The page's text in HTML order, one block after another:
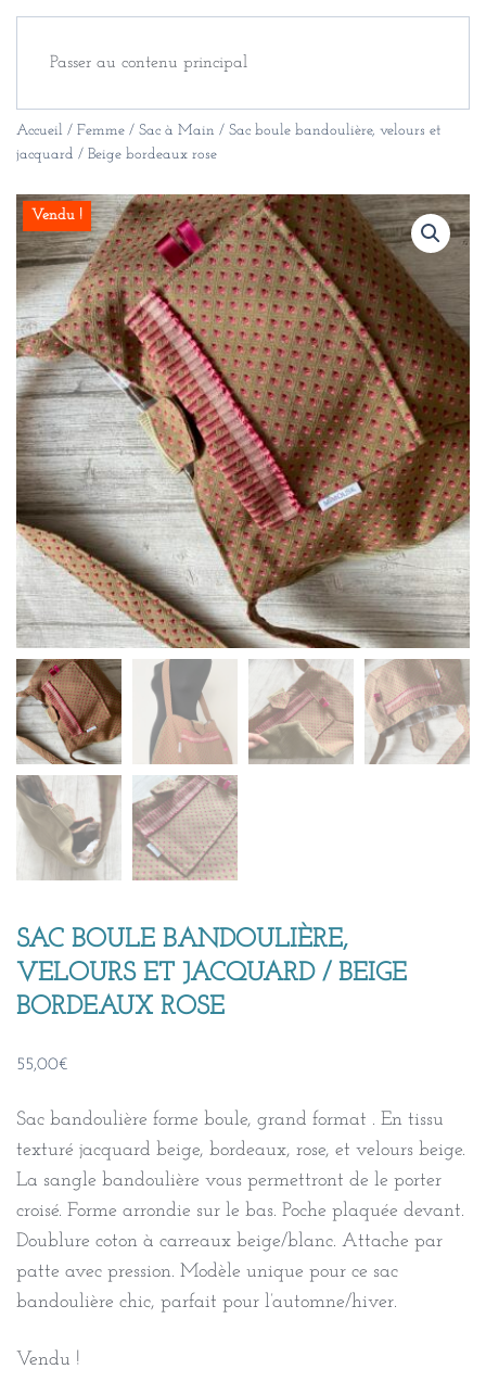
Passer au contenu principal
Accueil / Femme / Sac à Main / Sac boule bandoulière, velours et
jacquard / Beige bordeaux rose
Vendu !
SAC BOULE BANDOULIÈRE,
VELOURS ET JACQUARD / BEIGE
BORDEAUX ROSE
55,00€
Sac bandoulière forme boule, grand format . En tissu
texturé jacquard beige, bordeaux, rose, et velours beige.
La sangle bandoulière vous permettront de le porter
croisé. Forme arrondie sur le bas. Poche plaquée devant.
Doublure coton à carreaux beige/blanc. Attache par
patte avec pression. Modèle unique pour ce sac
bandoulière chic, parfait pour l’automne/hiver.
Vendu !